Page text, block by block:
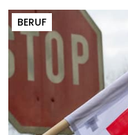
BERUF